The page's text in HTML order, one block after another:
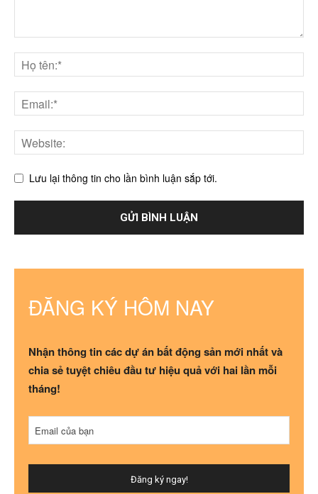
Lưu lại thông tin cho lần bình luận sắp tới.
ĐĂNG KÝ HÔM NAY
Nhận thông tin các dự án bất động sản mới nhất và
chia sẻ tuyệt chiêu đầu tư hiệu quả với hai lần mỗi
tháng!
Email của bạn
Đăng ký ngay!